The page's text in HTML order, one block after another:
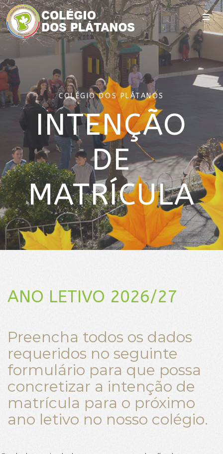
COLÉGIO DOS PLÁTANOS
INTENÇÃO
DE
MATRÍCULA
ANO LETIVO 2026/27
Preencha todos os dados
requeridos no seguinte
formulário para que possa
concretizar a intenção de
matrícula para o próximo
ano letivo no nosso colégio.